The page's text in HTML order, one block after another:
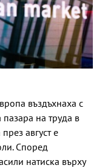
въздъхнаха с
на труда в
август е
Според
натиска върху